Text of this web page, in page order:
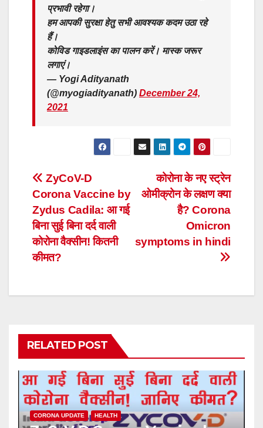
प्रभावी रहेगा।
हम आपकी सुरक्षा हेतु सभी आवश्यक कदम उठा रहे
हैं।
कोविड गाइडलाइंस का पालन करें। मास्क जरूर
लगाएं।
— Yogi Adityanath
(@myogiadityanath) December 24,
2021
Post
navigation
कोरोना के नए स्ट्रेन
ओमीक्रोन के लक्षण क्या
है? Corona
Omicron
symptoms in hindi
ZyCoV-D
Corona Vaccine by
Zydus Cadila: आ गई
बिना सुई बिना दर्द वाली
कोरोना वैक्सीन! कितनी
कीमत?
RELATED POST
CORONA UPDATE HEALTH